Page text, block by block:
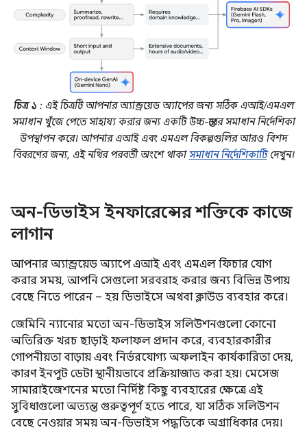
চিত্র ১ : এই চিত্রটি আপনার অ্যান্ড্রয়েড অ্যাপের জন্য সঠিক এআই/এমএল
সমাধান খুঁজে পেতে সাহায্য করার জন্য একটি উচ্চ-স্তরের সমাধান নির্দেশিকা
উপস্থাপন করে। আপনার এআই এবং এমএল বিকল্পগুলির আরও বিশদ
বিবরণের জন্য, এই নথির পরবর্তী অংশে থাকাসমাধান নির্দেশিকাটিদেখুন।
অন-ডিভাইস ইনফারেন্সের শক্তিকে কাজে
লাগান
আপনার অ্যান্ড্রয়েড অ্যাপে এআই এবং এমএল ফিচার যোগ
করার সময়, আপনি সেগুলো সরবরাহ করার জন্য বিভিন্ন উপায়
বেছে নিতে পারেন – হয় ডিভাইসে অথবা ক্লাউড ব্যবহার করে।
জেমিনি ন্যানোর মতো অন-ডিভাইস সলিউশনগুলো কোনো
অতিরিক্ত খরচ ছাড়াই ফলাফল প্রদান করে, ব্যবহারকারীর
গোপনীয়তা বাড়ায় এবং নির্ভরযোগ্য অফলাইন কার্যকারিতা দেয়,
কারণ ইনপুট ডেটা স্থানীয়ভাবে প্রক্রিয়াজাত করা হয়। মেসেজ
সামারাইজেশনের মতো নির্দিষ্ট কিছু ব্যবহারের ক্ষেত্রে এই
সুবিধাগুলো অত্যন্ত গুরুত্বপূর্ণ হতে পারে, যা সঠিক সলিউশন
বেছে নেওয়ার সময় অন-ডিভাইস পদ্ধতিকে অগ্রাধিকার দেয়।